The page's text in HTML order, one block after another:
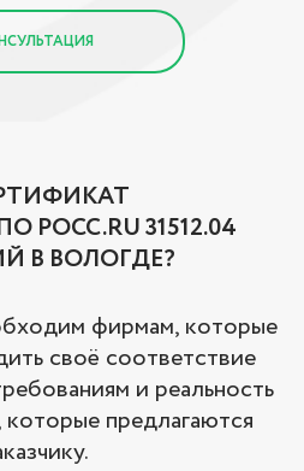
РОСС.RU 31512.04
В ВОЛОГДЕ?
фирмам, которые
своё соответствие
и реальность
предлагаются